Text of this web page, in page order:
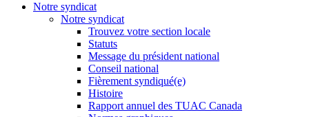
Notre syndicat
Notre syndicat
Trouvez votre section locale
Statuts
Message du président national
Conseil national
Fièrement syndiqué(e)
Histoire
Rapport annuel des TUAC Canada